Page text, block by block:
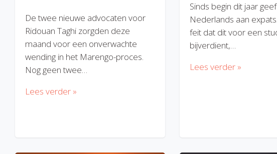
De twee nieuwe advocaten voor
Ridouan Taghi zorgden deze
maand voor een onverwachte
wending in het Marengo-proces.
Nog geen twee…
Lees verder »
Sinds begin dit jaar
Nederlands aan
feit dat dit voor een
bijverdient,…
Lees verder »